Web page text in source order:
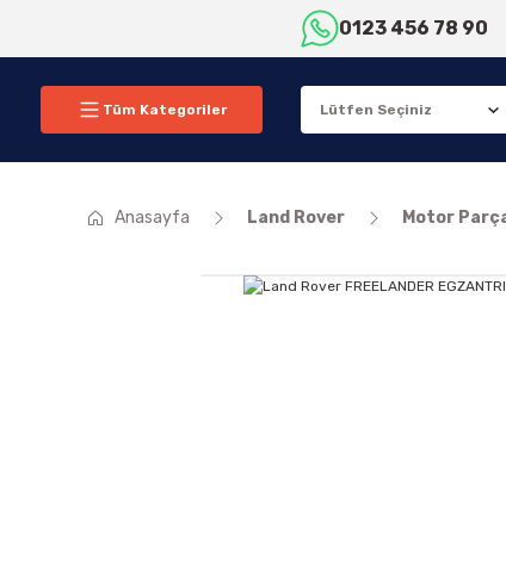
0123 456 78 90
Tüm Kategoriler
Anasayfa Land Rover Motor